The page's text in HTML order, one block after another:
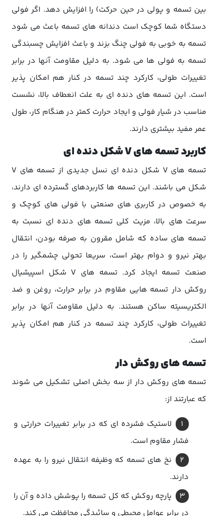
بین تسمه و پولی در حین حرکت) را افزایش دهد. اگر فولی
دستگاه شما کوچک است دندانه های تسمه باعث می شود
تسمه به خوبی به فولی چنگ بزند و باعث افزایش چسبندگی
تسمه به فولی ها می شود. به دلیل مقاومت آنها در برابر
تغییرات طولی، کارکرد چند تسمه در کنار هم امکان پذیر
است. این تسمه های دنده ای به علت انعطاف بالا، نشست
مناسب در شیار فولی و ایجاد حرارت کمتر در هنگام کار، طول
عمر مفید بیشتری دارند.
کاربرد تسمه های V شکل دنده ای
تسمه های V شکل دنده ای نسل جدیدی از تسمه های V
شکل می باشند. این تسمه ها کاربردهای گسترده ای دارند،
به خصوص در کاربری های صنعتی با فولی های کوچک و
سرعت های بالا، مزیت کلی تسمه های دنده ای نسبت به
تسمه های ساده که شامل مقرون به صرفه بودن، انتقال
بهتر نیرو و دوام بهتر است، سریعا تحولی چشمگیر را در
صنعت تسمه ایجاد کرد. تسمه های V شکل اسپیشیال
روکش دار تسمه هایی مقاوم در برابر حرارت، روغن و ضد
الکتریسیته ساکن هستند. به دلیل مقاومت آنها در برابر
تغییرات طولی، کارکرد چند تسمه در کنار هم امکان پذیر
است.
تسمه های روکش دار
تسمه های روکش دار از سه بخش اصلی تشکیل می شوند
که عبارتند از:
لاستیک فشرده ای که در برابر تغییرات حرارتی و
فشار مقاوم است.
نخ های تسمه که وظیفه انتقال نیرو را به عهده
دارند.
پارچه روکش که کل تسمه را پوشش داده و آن را
در برابر عوامل محیطی و سائیدگی محافظت می کند.